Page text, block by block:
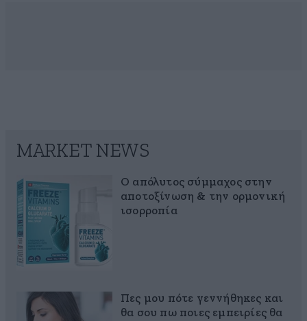
MARKET NEWS
Ο απόλυτος σύμμαχος στην
αποτοξίνωση & την ορμονική
ισορροπία
Πες μου πότε γεννήθηκες και
θα σου πω ποιες εμπειρίες θα